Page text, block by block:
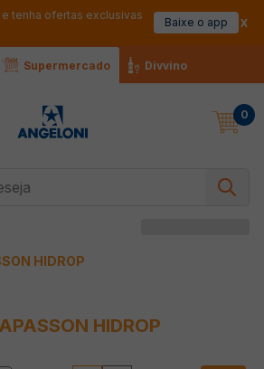
e tenha ofertas exclusivas
Baixe o app
Supermercado Divvino
0
HIDROP
HIDROP